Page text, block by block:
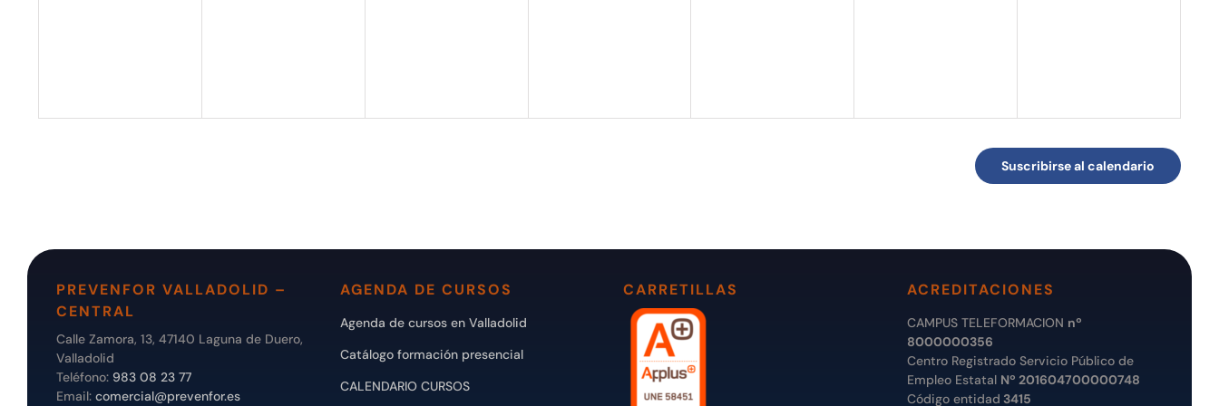
Suscribirse al calendario
PREVENFOR VALLADOLID –
CENTRAL
Calle Zamora, 13, 47140 Laguna de Duero,
Valladolid
Teléfono: 983 08 23 77
Email: comercial@prevenfor.es
AGENDA DE CURSOS
Agenda de cursos en Valladolid
Catálogo formación presencial
CALENDARIO CURSOS
CARRETILLAS ACREDITACIONES
CAMPUS TELEFORMACION nº
8000000356
Centro Registrado Servicio Público de
Empleo Estatal Nº 201604700000748
Código entidad 3415